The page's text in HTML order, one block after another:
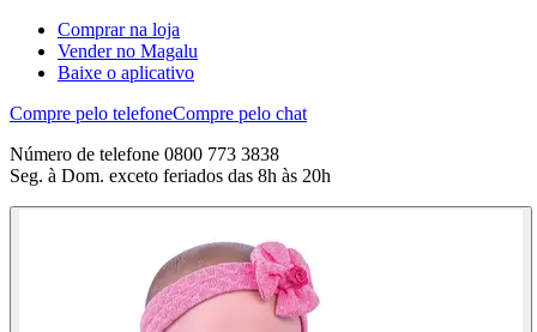
Comprar na loja
Vender no Magalu
Baixe o aplicativo
Compre pelo telefoneCompre pelo chat
Número de telefone 0800 773 3838
Seg. à Dom. exceto feriados das 8h às 20h